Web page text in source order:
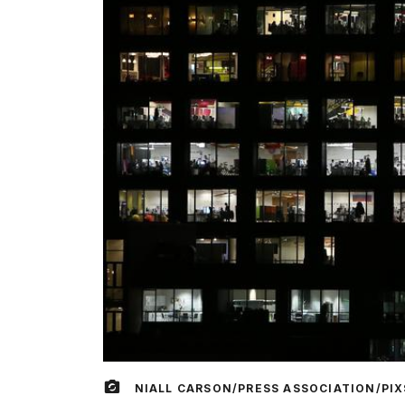
NIALL CARSON/PRESS ASSOCIATION/